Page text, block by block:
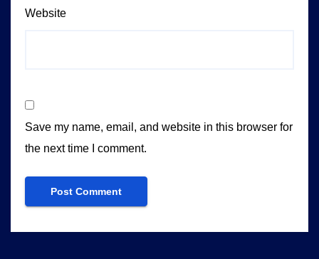
Website
Save my name, email, and website in this browser for
the next time I comment.